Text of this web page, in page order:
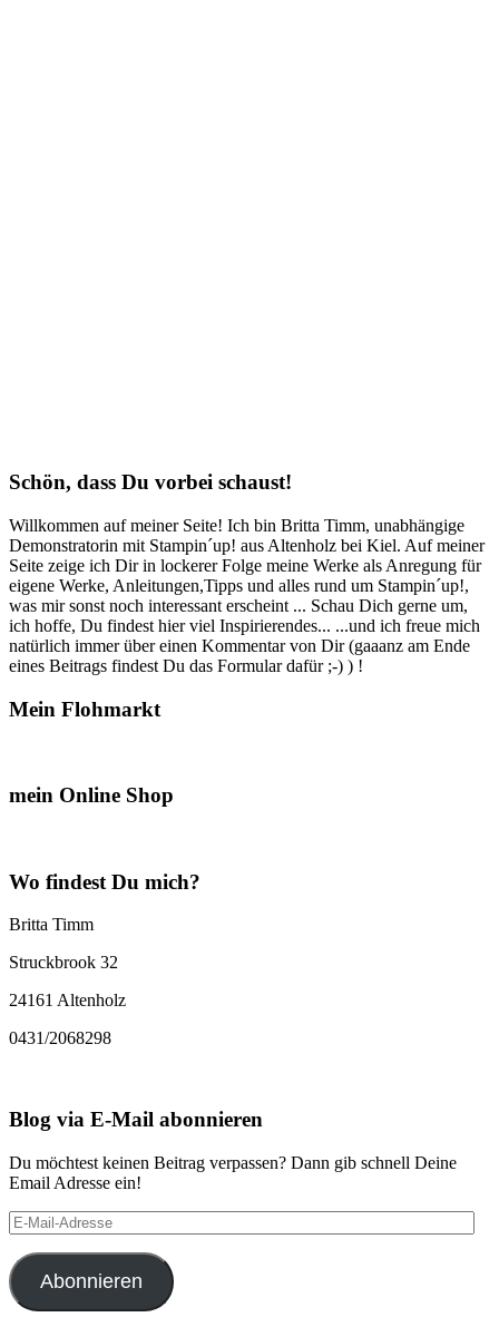
Schön, dass Du vorbei schaust!
Willkommen auf meiner Seite! Ich bin Britta Timm, unabhängige
Demonstratorin mit Stampin´up! aus Altenholz bei Kiel. Auf meiner
Seite zeige ich Dir in lockerer Folge meine Werke als Anregung für
eigene Werke, Anleitungen,Tipps und alles rund um Stampin´up!,
was mir sonst noch interessant erscheint ... Schau Dich gerne um,
ich hoffe, Du findest hier viel Inspirierendes... ...und ich freue mich
natürlich immer über einen Kommentar von Dir (gaaanz am Ende
eines Beitrags findest Du das Formular dafür ;-) ) !
Mein Flohmarkt
mein Online Shop
Wo findest Du mich?
Britta Timm
Struckbrook 32
24161 Altenholz
0431/2068298
Blog via E-Mail abonnieren
Du möchtest keinen Beitrag verpassen? Dann gib schnell Deine
Email Adresse ein!
E-
Mail-
Adresse
Abonnieren